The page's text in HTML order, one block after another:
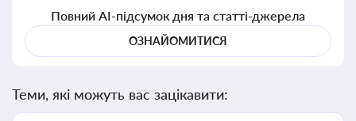
Повний AI-підсумок дня та статті-джерела
ОЗНАЙОМИТИСЯ
Теми, які можуть вас зацікавити: